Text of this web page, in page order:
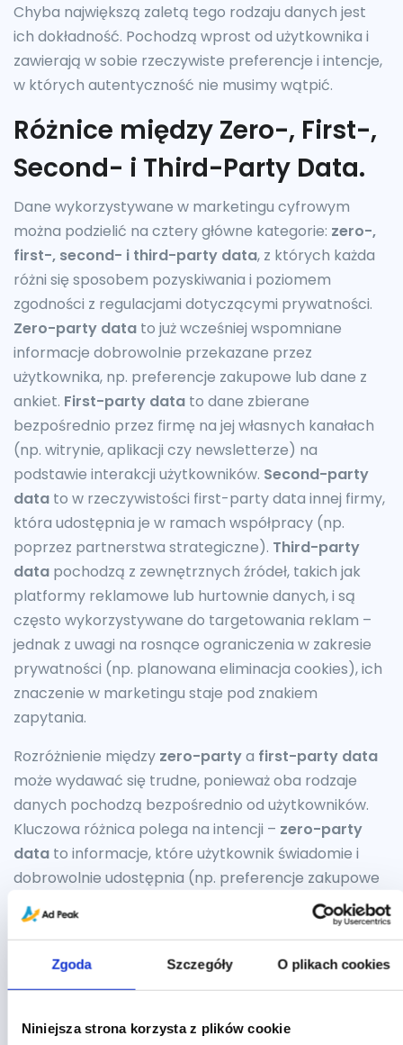
Zgoda Szczegóły O plikach cookies
Niniejsza strona korzysta z plików cookie
Chyba największą zaletą tego rodzaju danych jest
ich dokładność. Pochodzą wprost od użytkownika i
zawierają w sobie rzeczywiste preferencje i intencje,
w których autentyczność nie musimy wątpić.
Różnice między Zero-, First-,
Second- i Third-Party Data.
Dane wykorzystywane w marketingu cyfrowym
można podzielić na cztery główne kategorie: zero-,
first-, second- i third-party data, z których każda
różni się sposobem pozyskiwania i poziomem
zgodności z regulacjami dotyczącymi prywatności.
Zero-party data to już wcześniej wspomniane
informacje dobrowolnie przekazane przez
użytkownika, np. preferencje zakupowe lub dane z
ankiet. First-party data to dane zbierane
bezpośrednio przez firmę na jej własnych kanałach
(np. witrynie, aplikacji czy newsletterze) na
podstawie interakcji użytkowników. Second-party
data to w rzeczywistości first-party data innej firmy,
która udostępnia je w ramach współpracy (np.
poprzez partnerstwa strategiczne). Third-party
data pochodzą z zewnętrznych źródeł, takich jak
platformy reklamowe lub hurtownie danych, i są
często wykorzystywane do targetowania reklam –
jednak z uwagi na rosnące ograniczenia w zakresie
prywatności (np. planowana eliminacja cookies), ich
znaczenie w marketingu staje pod znakiem
zapytania.
Rozróżnienie między zero-partya first-party data
może wydawać się trudne, ponieważ oba rodzaje
danych pochodzą bezpośrednio od użytkowników.
Kluczowa różnica polega na intencji – zero-party
data to informacje, które użytkownik świadomie i
dobrowolnie udostępnia (np. preferencje zakupowe
w ankiecie), natomiast
to dane
zbierane automatycznie przez firmę na podstawie
strony czy otwierane e-maile). Oba typy danych są
precyzyjną personalizację, ponieważ użytkownik sam